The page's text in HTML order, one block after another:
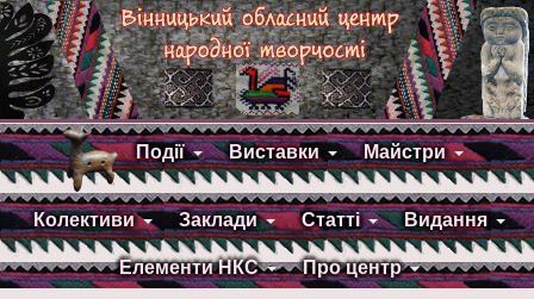
Події Виставки Майстри
Колективи Заклади Статті Видання
Елементи НКС Про центр